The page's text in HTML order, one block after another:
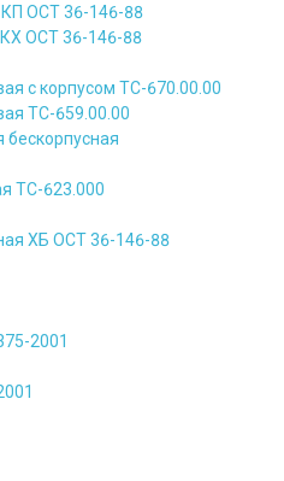
КП ОСТ 36-146-88
ОСТ 36-146-88
с корпусом ТС-670.00.00
ТС-659.00.00
ТС-623.000
ХБ ОСТ 36-146-88
2001